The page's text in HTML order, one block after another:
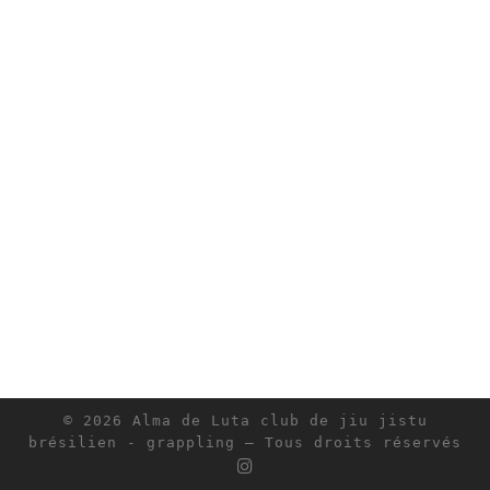
© 2026 Alma de Luta club de jiu jistu
brésilien - grappling
– Tous droits réservés